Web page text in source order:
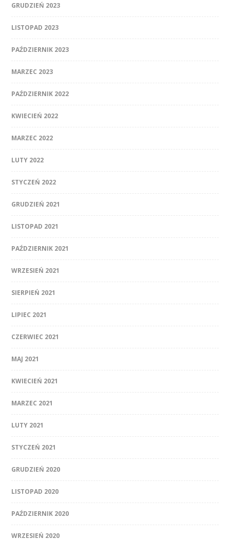
GRUDZIEŃ 2023
LISTOPAD 2023
PAŹDZIERNIK 2023
MARZEC 2023
PAŹDZIERNIK 2022
KWIECIEŃ 2022
MARZEC 2022
LUTY 2022
STYCZEŃ 2022
GRUDZIEŃ 2021
LISTOPAD 2021
PAŹDZIERNIK 2021
WRZESIEŃ 2021
SIERPIEŃ 2021
LIPIEC 2021
CZERWIEC 2021
MAJ 2021
KWIECIEŃ 2021
MARZEC 2021
LUTY 2021
STYCZEŃ 2021
GRUDZIEŃ 2020
LISTOPAD 2020
PAŹDZIERNIK 2020
WRZESIEŃ 2020